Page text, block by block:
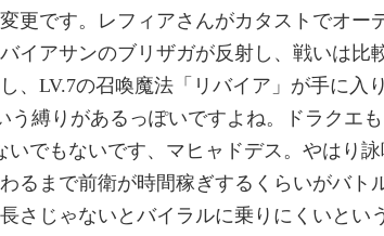
更です。レフィアさんがカタストでオー
イアサンのブリザガが反射し、戦いは比
、LV.7の召喚魔法「リバイア」が手に入り
う縛りがあるっぽいですよね。ドラクエも
でもないです、マヒャドデス。やはり詠
るまで前衛が時間稼ぎするくらいがバト
さじゃないとバイラルに乗りにくいとい